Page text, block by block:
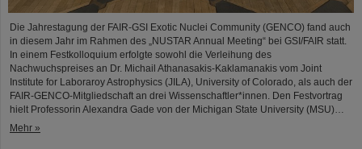
Die Jahrestagung der FAIR-GSI Exotic Nuclei Community (GENCO) fand auch
in diesem Jahr im Rahmen des „NUSTAR Annual Meeting“ bei GSI/FAIR statt.
In einem Festkolloquium erfolgte sowohl die Verleihung des
Nachwuchspreises an Dr. Michail Athanasakis-Kaklamanakis vom Joint
Institute for Laboraroy Astrophysics (JILA), University of Colorado, als auch der
FAIR-GENCO-Mitgliedschaft an drei Wissenschaftler*innen. Den Festvortrag
hielt Professorin Alexandra Gade von der Michigan State University (MSU)…
Mehr »